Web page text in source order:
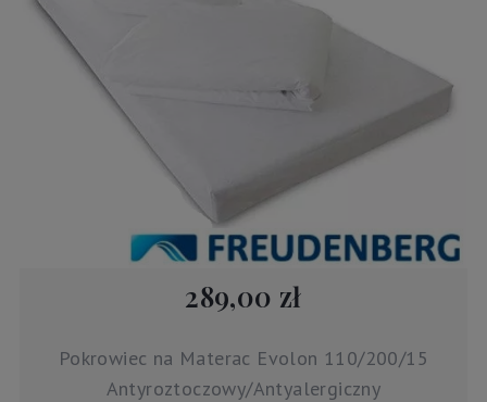
289,00 zł
Pokrowiec na Materac Evolon 110/200/15
Antyroztoczowy/Antyalergiczny